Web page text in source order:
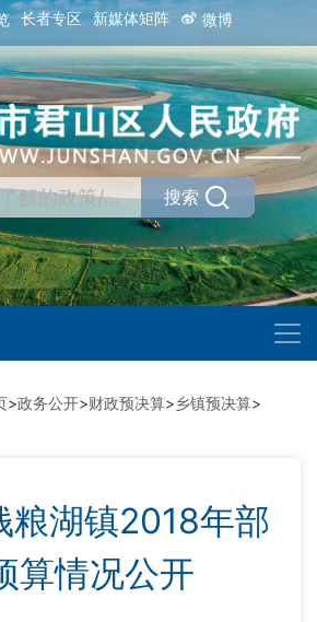
长者专区 新媒体矩阵 微博
搜索
>政务公开>财政预决算>乡镇预决算>
粮湖镇2018年部
算情况公开